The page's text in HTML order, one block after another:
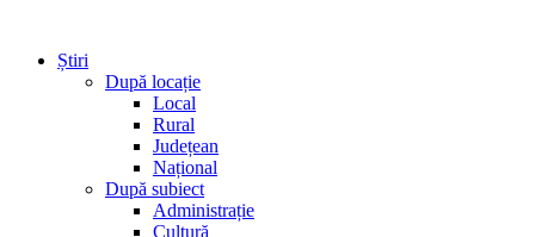
Știri
După locație
Local
Rural
Județean
Național
După subiect
Administrație
Cultură